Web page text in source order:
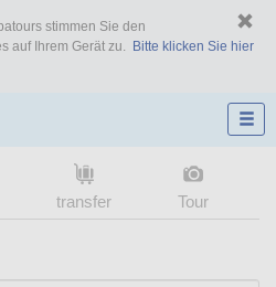
stimmen Sie den
auf Ihrem Gerät zu.
Bitte klicken Sie hier
transfer Tour